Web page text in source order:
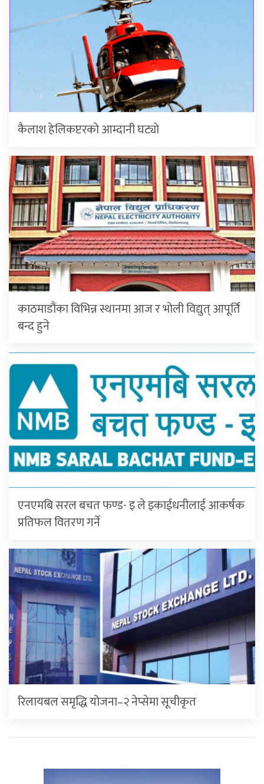
कैलाश हेलिकप्टरकाे आम्दानी घट्याे
काठमाडौंका विभिन्न स्थानमा आज र भोली विद्युत् आपूर्ति
बन्द हुने
एनएमबि सरल बचत फण्ड- इ ले इकाईधनीलाई आकर्षक
प्रतिफल वितरण गर्ने
रिलायबल समृद्धि योजना–२ नेप्सेमा सूचीकृत